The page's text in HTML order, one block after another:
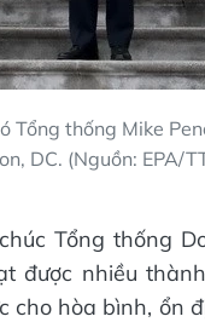
thống Mike
DC. (Nguồn: EPA/
Tổng thống
được nhiều
cho hòa bình, ổn